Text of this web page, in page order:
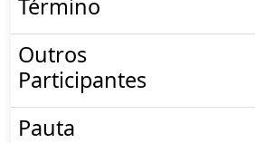
Término
Outros
Participantes
Pauta